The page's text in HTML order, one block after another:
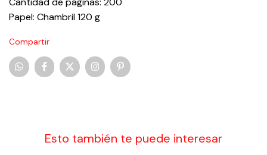
Papel: Chambril 120 g
Compartir
Esto también te puede interesar